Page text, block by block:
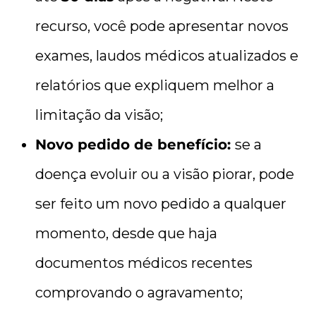
recurso, você pode apresentar novos
exames, laudos médicos atualizados e
relatórios que expliquem melhor a
limitação da visão;
Novo pedido de benefício: se a
doença evoluir ou a visão piorar, pode
ser feito um novo pedido a qualquer
momento, desde que haja
documentos médicos recentes
comprovando o agravamento;